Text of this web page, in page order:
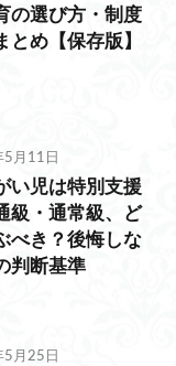
の選び方・制度
とめ【保存版】
月11日
い児は特別支援
級・通常級、ど
べき？後悔しな
判断基準
月25日